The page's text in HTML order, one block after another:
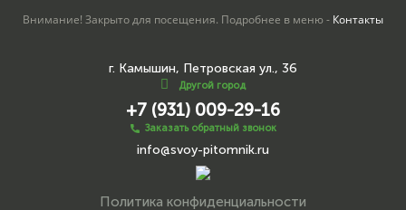
Внимание! Закрыто для посещения. Подробнее в меню - Контакты
г. Камышин, Петровская ул., 36
Другой город
+7 (931) 009-29-16
Заказать обратный звонок
info@svoy-pitomnik.ru
Политика конфиденциальности